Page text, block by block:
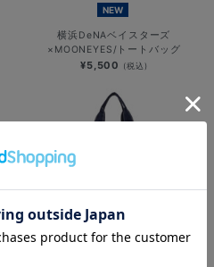
NEW
横浜DeNAベイスターズ
×MOONEYES/トートバッグ
¥5,500 (税込)